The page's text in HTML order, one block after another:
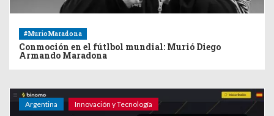
#MurioMaradona
Conmoción en el fútlbol mundial: Murió Diego
Armando Maradona
Argentina Innovación y Tecnología